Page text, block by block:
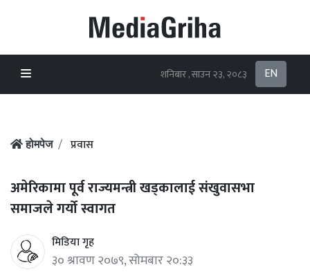
शनिबार , साउन २३, २०८३ EN
होमपेज प्रवास
अमेरिकामा पूर्व राज्यमन्त्री खड्कालाई संखुवासभा
समाजले गर्यो स्वागत
मिडिया गृह
३० श्रावण २०७९, सोमबार २०:३३